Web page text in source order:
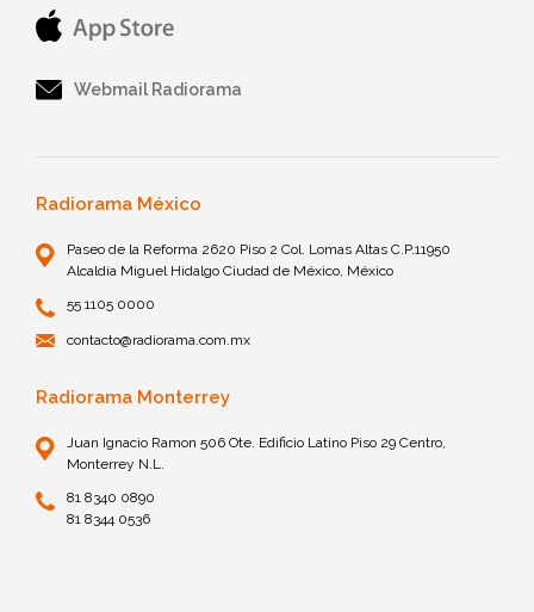
Webmail Radiorama
Radiorama México
Paseo de la Reforma 2620 Piso 2 Col. Lomas Altas C.P.11950
Alcaldía Miguel Hidalgo Ciudad de México, México
55 1105 0000
contacto@radiorama.com.mx
Radiorama Monterrey
Juan Ignacio Ramon 506 Ote. Edificio Latino Piso 29 Centro,
Monterrey N.L.
81 8340 0890
81 8344 0536